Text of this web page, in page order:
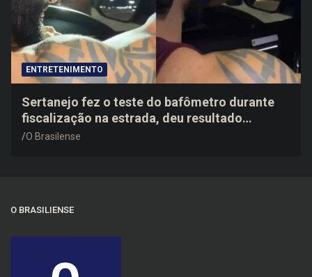
ENTRETENIMENTO
Sertanejo fez o teste do bafômetro durante
fiscalização na estrada, deu resultado
negativo e elogiou o trabalho dos agentes de
O Brasilense
O BRASILIENSE